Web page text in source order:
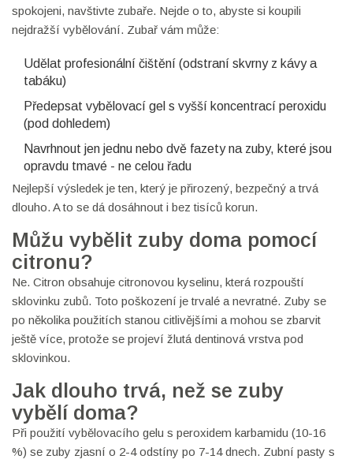
spokojeni, navštivte zubaře. Nejde o to, abyste si koupili
nejdražší vybělování. Zubař vám může:
Udělat profesionální čištění (odstraní skvrny z kávy a
tabáku)
Předepsat vybělovací gel s vyšší koncentrací peroxidu
(pod dohledem)
Navrhnout jen jednu nebo dvě fazety na zuby, které jsou
opravdu tmavé - ne celou řadu
Nejlepší výsledek je ten, který je přirozený, bezpečný a trvá
dlouho. A to se dá dosáhnout i bez tisíců korun.
Můžu vybělit zuby doma pomocí
citronu?
Ne. Citron obsahuje citronovou kyselinu, která rozpouští
sklovinku zubů. Toto poškození je trvalé a nevratné. Zuby se
po několika použitích stanou citlivějšími a mohou se zbarvit
ještě více, protože se projeví žlutá dentinová vrstva pod
sklovinkou.
Jak dlouho trvá, než se zuby
vybělí doma?
Při použití vybělovacího gelu s peroxidem karbamidu (10-16
%) se zuby zjasní o 2-4 odstíny po 7-14 dnech. Zubní pasty s